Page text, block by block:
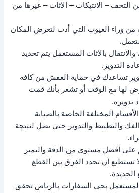
التحف – الانتيكات – الاثاث – غيرها من
من وراء العيوب التي أدت لتعرض المكان
بالاثاث المستعمل يتم تحديد
التدوير.
تساعدك في حماية العفش من كافة
لها مع الوقت أو تشعر بأنك قمت
تدويره.
المختلفة الخاصة بالصيانة
والتظبيط والتدوير حتى تصل لنتيجة
على أفضل مستوى من الدقة والتميز
تستطيع أن تحدد الفرق بين القطع
الجديدة.
المستعمل بحي السفارات بالرياض تحقق